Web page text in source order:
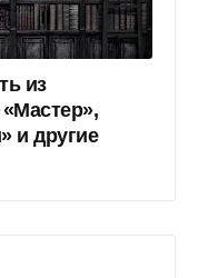
из
и другие